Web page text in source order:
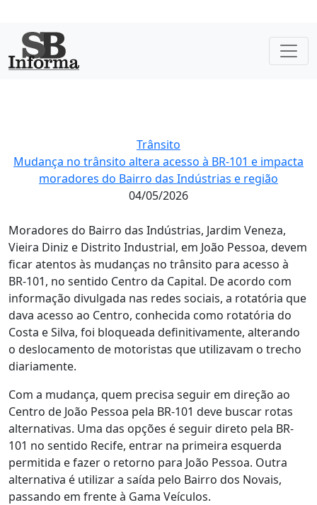
Trânsito
Mudança no trânsito altera acesso à BR-101 e impacta
moradores do Bairro das Indústrias e região
04/05/2026
Moradores do Bairro das Indústrias, Jardim Veneza,
Vieira Diniz e Distrito Industrial, em João Pessoa, devem
ficar atentos às mudanças no trânsito para acesso à
BR-101, no sentido Centro da Capital. De acordo com
informação divulgada nas redes sociais, a rotatória que
dava acesso ao Centro, conhecida como rotatória do
Costa e Silva, foi bloqueada definitivamente, alterando
o deslocamento de motoristas que utilizavam o trecho
diariamente.
Com a mudança, quem precisa seguir em direção ao
Centro de João Pessoa pela BR-101 deve buscar rotas
alternativas. Uma das opções é seguir direto pela BR-
101 no sentido Recife, entrar na primeira esquerda
permitida e fazer o retorno para João Pessoa. Outra
alternativa é utilizar a saída pelo Bairro dos Novais,
passando em frente à Gama Veículos.